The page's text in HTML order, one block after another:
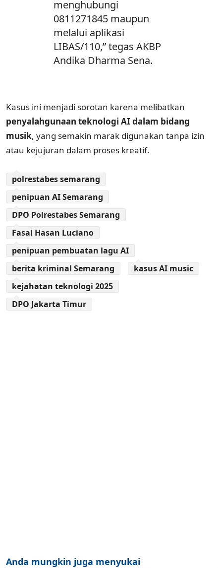
menghubungi
0811271845 maupun
melalui aplikasi
LIBAS/110,” tegas AKBP
Andika Dharma Sena.
Kasus ini menjadi sorotan karena melibatkan
penyalahgunaan teknologi AI dalam bidang
musik, yang semakin marak digunakan tanpa izin
atau kejujuran dalam proses kreatif.
polrestabes semarang
penipuan AI Semarang
DPO Polrestabes Semarang
Fasal Hasan Luciano
penipuan pembuatan lagu AI
berita kriminal Semarang
kasus AI music
kejahatan teknologi 2025
DPO Jakarta Timur
Anda mungkin juga menyukai